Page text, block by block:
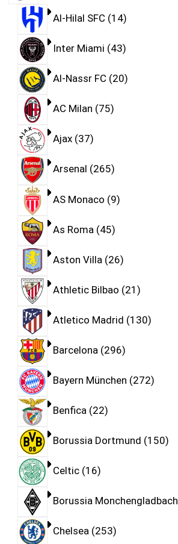
Al-Hilal SFC 14
Inter Miami 43
Al-Nassr FC 20
AC Milan 75
Ajax 37
Arsenal 265
AS Monaco 9
As Roma 45
Aston Villa 26
Athletic Bilbao 21
Atletico Madrid 130
Barcelona 296
Bayern München 272
Benfica 22
Borussia Dortmund 150
Celtic 16
Borussia Monchengladbach
Chelsea 253